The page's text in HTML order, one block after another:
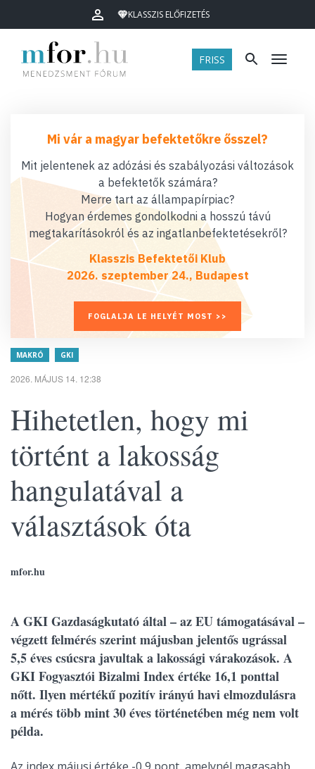
KLASSZIS ELŐFIZETÉS
FRISS Menü
Mi vár a magyar befektetőkre ősszel?
Mit jelentenek az adózási és szabályozási változások
a befektetők számára?
Merre tart az állampapírpiac?
Hogyan érdemes gondolkodni a hosszú távú
megtakarításokról és az ingatlanbefektetésekről?
Klasszis Befektetői Klub
2026. szeptember 24., Budapest
FOGLALJA LE HELYÉT MOST >>
MAKRÓ GKI
2026. MÁJUS 14. 12:38
Hihetetlen, hogy mi
történt a lakosság
hangulatával a
választások óta
mfor.hu
A GKI Gazdaságkutató által – az EU támogatásával –
végzett felmérés szerint májusban jelentős ugrással
5,5 éves csúcsra javultak a lakossági várakozások. A
GKI Fogyasztói Bizalmi Index értéke 16,1 ponttal
nőtt. Ilyen mértékű pozitív irányú havi elmozdulásra
a mérés több mint 30 éves történetében még nem volt
példa.